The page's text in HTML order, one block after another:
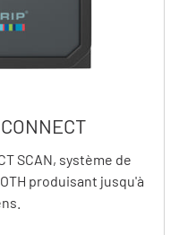
SCAN, système de
produisant jusqu'à